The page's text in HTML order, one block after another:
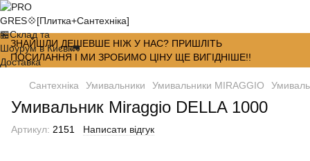
ЗНАЙШЛИ ДЕШЕВШЕ НІЖ У НАС? ПРИШЛІТЬ
ПОСИЛАННЯ І МИ ЗРОБИМО ЦІНУ ЩЕ ВИГІДНІШЕ!!
Сантехніка Умивальники Умивальники MIRAGGIO
Умивальник Miraggio DELLA 1000
Артикул: 2151 Написати відгук